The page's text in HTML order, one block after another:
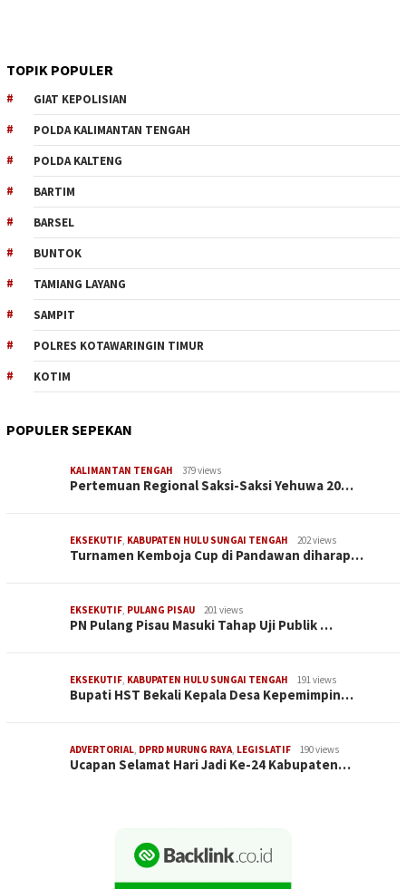
TOPIK POPULER
GIAT KEPOLISIAN
POLDA KALIMANTAN TENGAH
POLDA KALTENG
BARTIM
BARSEL
BUNTOK
TAMIANG LAYANG
SAMPIT
POLRES KOTAWARINGIN TIMUR
KOTIM
POPULER SEPEKAN
KALIMANTAN TENGAH 379 views
Pertemuan Regional Saksi-Saksi Yehuwa 20…
EKSEKUTIF, KABUPATEN HULU SUNGAI TENGAH 202 views
Turnamen Kemboja Cup di Pandawan diharap…
EKSEKUTIF, PULANG PISAU 201 views
PN Pulang Pisau Masuki Tahap Uji Publik …
EKSEKUTIF, KABUPATEN HULU SUNGAI TENGAH 191 views
Bupati HST Bekali Kepala Desa Kepemimpin…
ADVERTORIAL, DPRD MURUNG RAYA, LEGISLATIF 190 views
Ucapan Selamat Hari Jadi Ke-24 Kabupaten…